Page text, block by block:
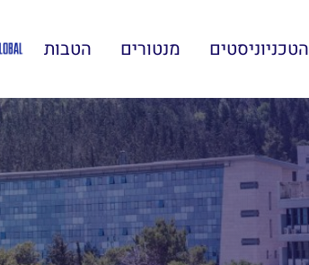
הטכניוניסטים מנטורים הטבות